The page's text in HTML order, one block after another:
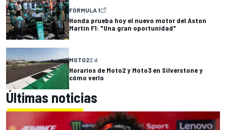
FÓRMULA 1
Honda prueba hoy el nuevo motor del Aston
Martin F1: "Una gran oportunidad"
MOTO22 d
Horarios de Moto2 y Moto3 en Silverstone y
cómo verlo
Últimas noticias